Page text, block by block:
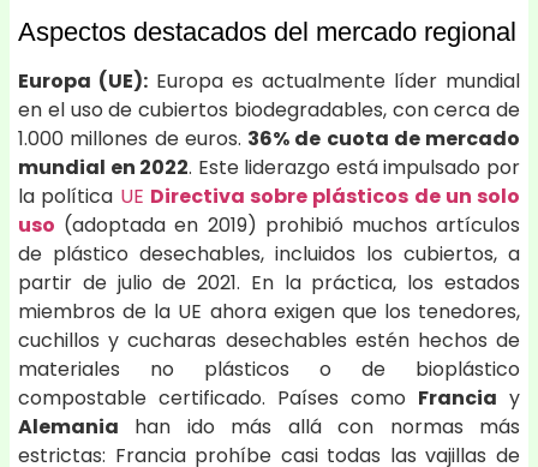
Aspectos destacados del mercado regional
Europa (UE): Europa es actualmente líder mundial
en el uso de cubiertos biodegradables, con cerca de
1.000 millones de euros. 36% de cuota de mercado
mundial en 2022. Este liderazgo está impulsado por
la política UE Directiva sobre plásticos de un solo
uso (adoptada en 2019) prohibió muchos artículos
de plástico desechables, incluidos los cubiertos, a
partir de julio de 2021. En la práctica, los estados
miembros de la UE ahora exigen que los tenedores,
cuchillos y cucharas desechables estén hechos de
materiales no plásticos o de bioplástico
compostable certificado. Países como Francia y
Alemania han ido más allá con normas más
estrictas: Francia prohíbe casi todas las vajillas de